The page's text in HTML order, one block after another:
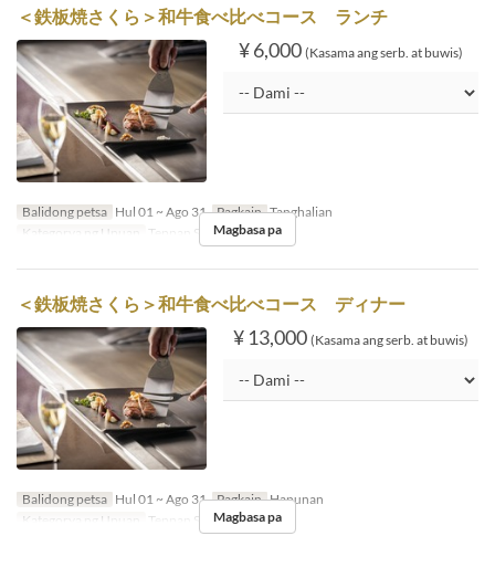
＜鉄板焼さくら＞和牛食べ比べコース ランチ
¥ 6,000 (Kasama ang serb. at buwis)
Balidong petsa Hul 01 ~ Ago 31 Pagkain Tanghalian
Kategorya ng Upuan
Teppan SAKURAMagbasa pa
＜鉄板焼さくら＞和牛食べ比べコース ディナー
¥ 13,000 (Kasama ang serb. at buwis)
Balidong petsa Hul 01 ~ Ago 31 Pagkain Hapunan
Kategorya ng Upuan
Teppan SAKURAMagbasa pa